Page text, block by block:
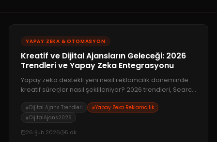
YAPAY ZEKA & OTOMASYON
Kreatif ve Dijital Ajansların Geleceği: 2026
Trendleri ve Yapay Zeka Entegrasyonu
Yapay zeka destekli yeni nesil reklamcılık döneminde
kreatif süreçler nasıl şekilleniyor? 2026 trendleri, Search
dijital ajans modeli.
Dijital Ajans Trendleri
Yapay Zeka Reklamcılık
DijitalAjans2026
26 Şub 2026 5 dk